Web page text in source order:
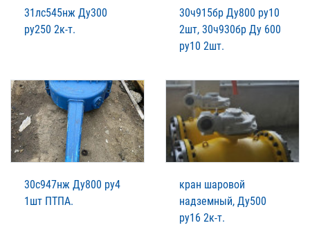
31лс545нж Ду300
ру250 2к-т.
30ч915бр Ду800 ру10
2шт, 30ч930бр Ду 600
ру10 2шт.
30с947нж Ду800 ру4
1шт ПТПА.
кран шаровой
надземный, Ду500
ру16 2к-т.